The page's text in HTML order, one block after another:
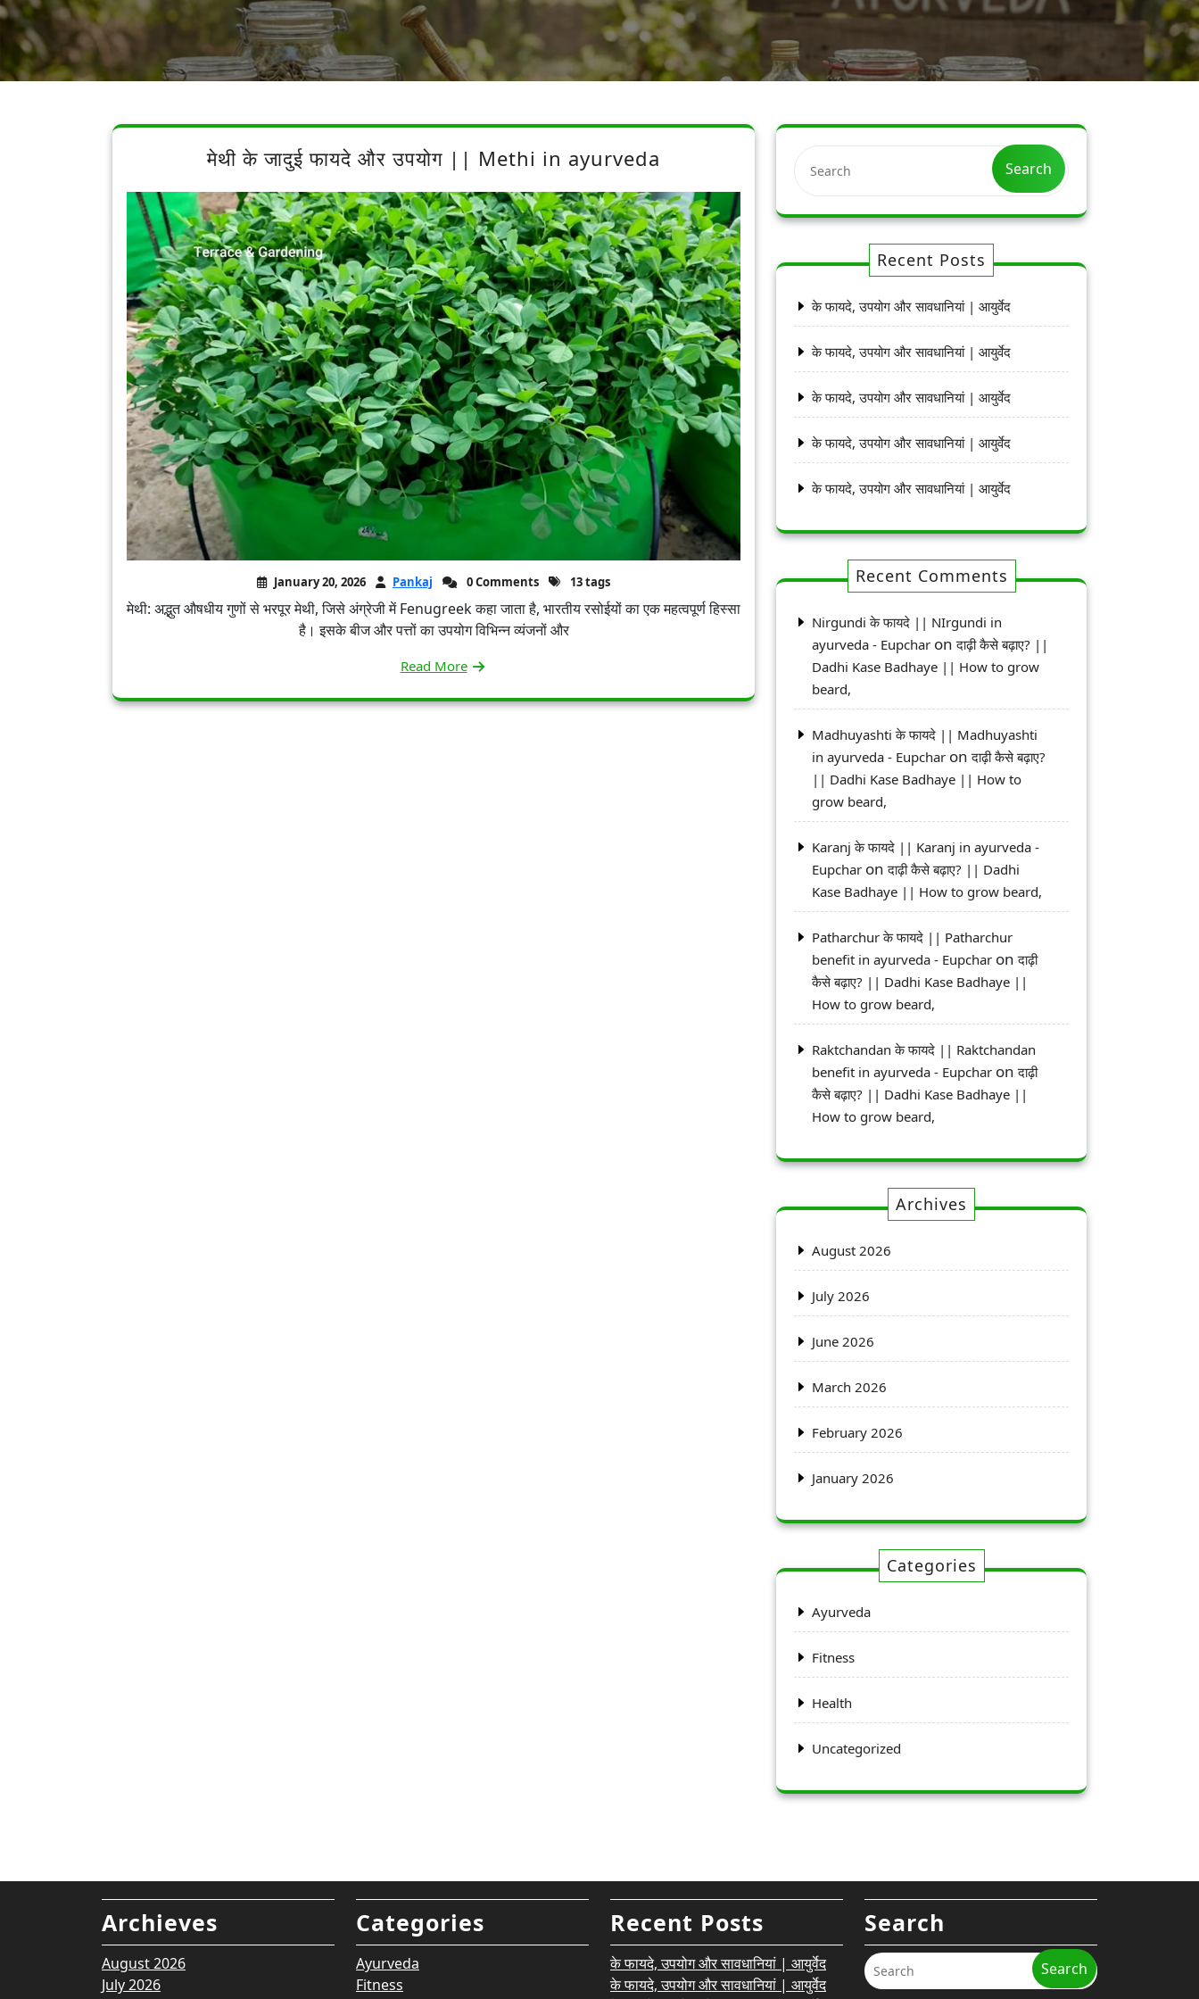
मेथी के जादुई फायदे और उपयोग || Methi in ayurveda
January 20, 2026 Pankaj 0 Comments 13 tags
मेथी: अद्भुत औषधीय गुणों से भरपूर मेथी, जिसे अंग्रेजी में Fenugreek कहा जाता है, भारतीय रसोईयों का एक महत्वपूर्ण हिस्सा
है। इसके बीज और पत्तों का उपयोग विभिन्न व्यंजनों और
Read More
Search
Recent Posts
के फायदे, उपयोग और सावधानियां | आयुर्वेद
के फायदे, उपयोग और सावधानियां | आयुर्वेद
के फायदे, उपयोग और सावधानियां | आयुर्वेद
के फायदे, उपयोग और सावधानियां | आयुर्वेद
के फायदे, उपयोग और सावधानियां | आयुर्वेद
Recent Comments
Nirgundi के फायदे || NIrgundi in
ayurveda - Eupchar onदाढ़ी कैसे बढ़ाए? ||
Dadhi Kase Badhaye || How to grow
beard,
Madhuyashti के फायदे || Madhuyashti
in ayurveda - Eupchar onदाढ़ी कैसे बढ़ाए?
|| Dadhi Kase Badhaye || How to
grow beard,
Karanj के फायदे || Karanj in ayurveda -
Eupchar onदाढ़ी कैसे बढ़ाए? || Dadhi
Kase Badhaye || How to grow beard,
Patharchur के फायदे || Patharchur
benefit in ayurveda - Eupchar onदाढ़ी
कैसे बढ़ाए? || Dadhi Kase Badhaye ||
How to grow beard,
Raktchandan के फायदे || Raktchandan
benefit in ayurveda - Eupchar onदाढ़ी
कैसे बढ़ाए? || Dadhi Kase Badhaye ||
How to grow beard,
Archives
August 2026
July 2026
June 2026
March 2026
February 2026
January 2026
Categories
Ayurveda
Fitness
Health
Uncategorized
Archieves
August 2026
July 2026
Categories
Ayurveda
Fitness
Recent Posts
के फायदे, उपयोग और सावधानियां | आयुर्वेद
के फायदे, उपयोग और सावधानियां | आयुर्वेद
Search
Search